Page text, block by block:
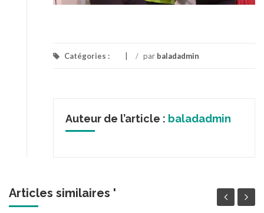
Catégories : / par baladadmin
Auteur de l’article : baladadmin
Articles similaires '